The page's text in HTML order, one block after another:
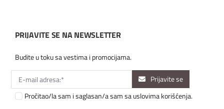
PRIJAVITE SE NA NEWSLETTER
Budite u toku sa vestima i promocijama.
Prijavite se
Pročitao/la sam i saglasan/a sam sa uslovima korišćenja.